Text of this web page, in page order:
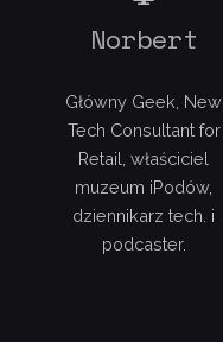
Norbert
Główny Geek, New
Tech Consultant for
Retail, właściciel
muzeum iPodów,
dziennikarz tech. i
podcaster.